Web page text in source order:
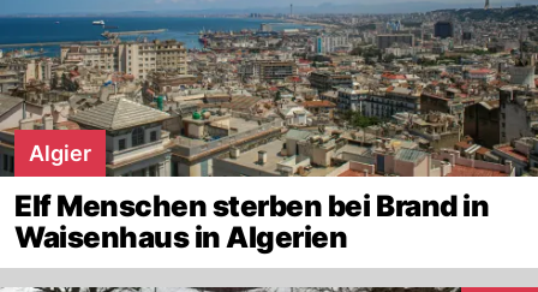
Algier
Elf Menschen sterben bei Brand in
Waisenhaus in Algerien